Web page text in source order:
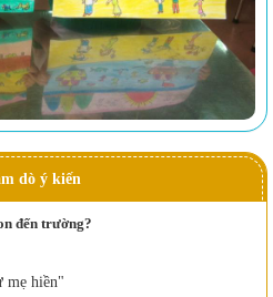
dò ý kiến
đến trường?
mẹ hiền"